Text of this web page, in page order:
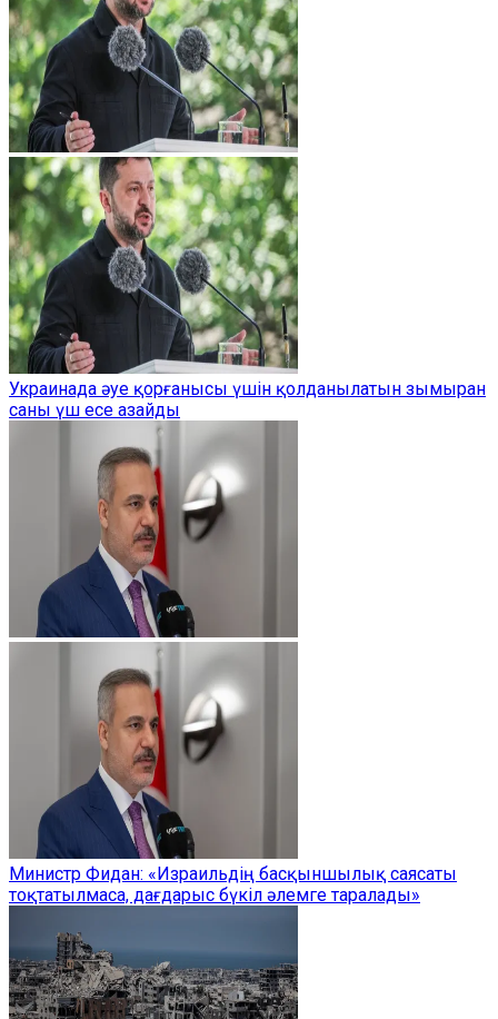
Украинада әуе қорғанысы үшін қолданылатын зымыран
саны үш есе азайды
Министр Фидан: «Израильдің басқыншылық саясаты
тоқтатылмаса, дағдарыс бүкіл әлемге таралады»